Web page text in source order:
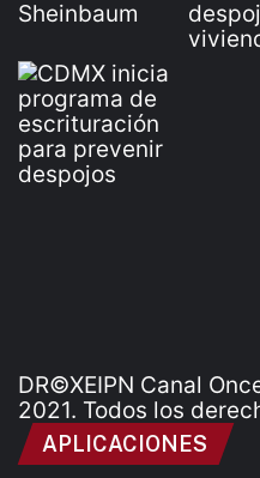
DR©XEIPN Canal
2021. Todos los
APLICACIONES